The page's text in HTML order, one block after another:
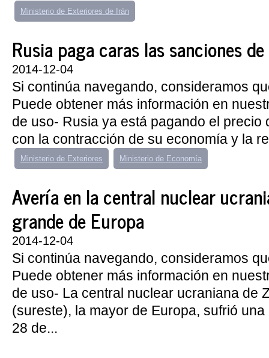
Ministerio de Exteriores de Irán
Rusia paga caras las sanciones
2014-12-04
Si continúa navegando, consideramos
Puede obtener más información en
de uso- Rusia ya está pagando el precio
con la contracción de su economía y la
Ministerio de Exteriores Ministerio de Economía
Avería en la central nuclear
grande de Europa
2014-12-04
Si continúa navegando, consideramos
Puede obtener más información en
de uso- La central nuclear ucraniana de
(sureste), la mayor de Europa, sufrió
28 de...